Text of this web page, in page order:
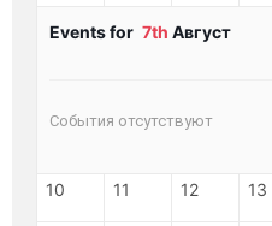
Events for 7th Август
События отсутствуют
10 11 12 13